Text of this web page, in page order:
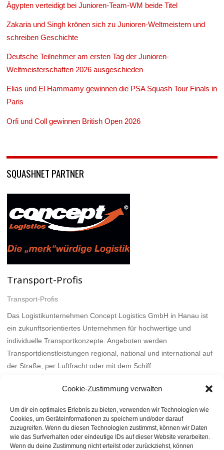
Cookie-Zustimmung verwalten
Um dir ein optimales Erlebnis zu bieten, verwenden wir Technologien wie
Cookies, um Geräteinformationen zu speichern und/oder darauf
zuzugreifen. Wenn du diesen Technologien zustimmst, können wir Daten
wie das Surfverhalten oder eindeutige IDs auf dieser Website verarbeiten.
Wenn du deine Zustimmung nicht erteilst oder zurückziehst, können
Ägypten verteidigt bei Junioren-Team-WM beide Titel
Zakaria und Singh krönen sich zu Junioren-Weltmeistern und
schreiben Geschichte
Deutsche Teilnehmer am ersten Tag der Junioren-
Weltmeisterschaften 2026 ausgeschieden
Elias und El Hammamy gewinnen die PSA Squash Tour Finals in
Paris
Orfi und Coll gewinnen British Open 2026
SQUASHNET PARTNER
Transport-Profis
Transport-Profis
Das Logistikunternehmen Concept Logistics GmbH in Hanau ist
ein zukunftsorientiertes Unternehmen für hochwertige und
individuelle Transportkonzepte. Angeboten werden
Transportdienstleistungen regional, national und international auf
der Straße, per Luftfracht oder mit dem Schiff.